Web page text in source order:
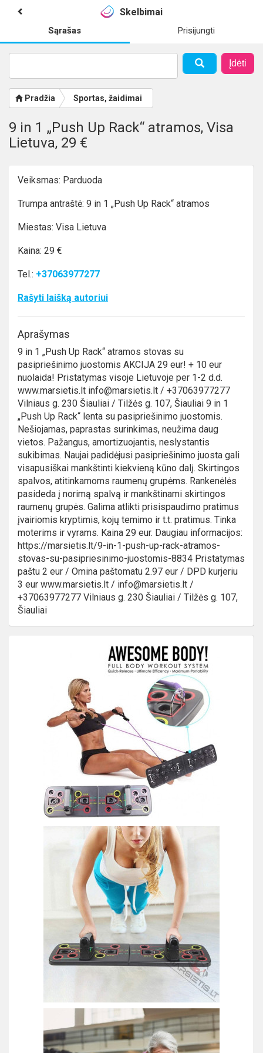
Skelbimai
Sąrašas Prisijungti
Įdėti
Pradžia Sportas, žaidimai
9 in 1 „Push Up Rack“ atramos, Visa
Lietuva, 29 €
Veiksmas: Parduoda
Trumpa antraštė: 9 in 1 „Push Up Rack“ atramos
Miestas: Visa Lietuva
Kaina: 29 €
Tel.: +37063977277
Rašyti laišką autoriui
Aprašymas
9 in 1 „Push Up Rack“ atramos stovas su
pasipriešinimo juostomis AKCIJA 29 eur! + 10 eur
nuolaida! Pristatymas visoje Lietuvoje per 1-2 d.d.
www.marsietis.lt info@marsietis.lt / +37063977277
Vilniaus g. 230 Šiauliai / Tilžės g. 107, Šiauliai 9 in 1
„Push Up Rack“ lenta su pasipriešinimo juostomis.
Nešiojamas, paprastas surinkimas, neužima daug
vietos. Pažangus, amortizuojantis, neslystantis
sukibimas. Naujai padidėjusi pasipriešinimo juosta gali
visapusiškai mankštinti kiekvieną kūno dalį. Skirtingos
spalvos, atitinkamoms raumenų grupėms. Rankenėlės
pasideda į norimą spalvą ir mankštinami skirtingos
raumenų grupės. Galima atlikti prisispaudimo pratimus
įvairiomis kryptimis, kojų temimo ir t.t. pratimus. Tinka
moterims ir vyrams. Kaina 29 eur. Daugiau informacijos:
https://marsietis.lt/9-in-1-push-up-rack-atramos-
stovas-su-pasipriesinimo-juostomis-8834 Pristatymas
paštu 2 eur / Omina paštomatu 2.97 eur / DPD kurjeriu
3 eur www.marsietis.lt / info@marsietis.lt /
+37063977277 Vilniaus g. 230 Šiauliai / Tilžės g. 107,
Šiauliai